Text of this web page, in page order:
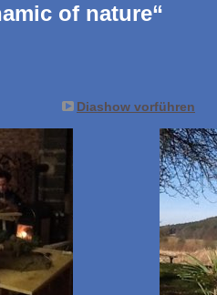
of nature“
Diashow vorführen